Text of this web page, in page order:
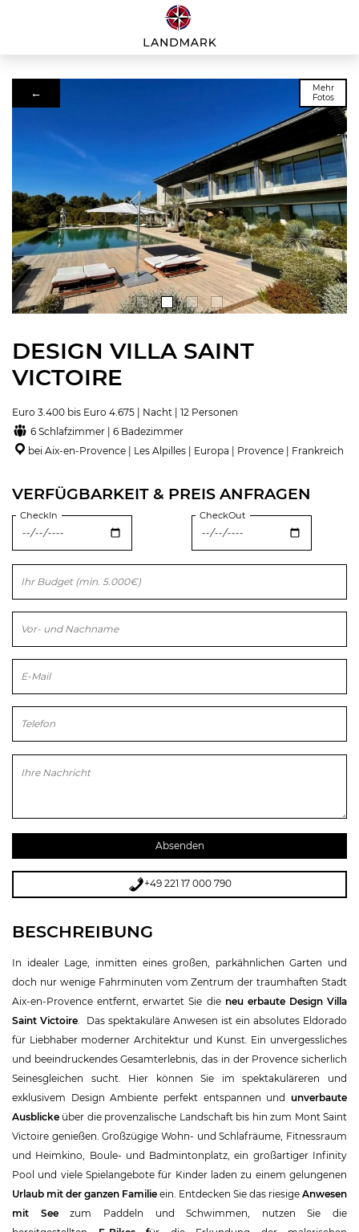
←
Mehr
Fotos
DESIGN VILLA SAINT
VICTOIRE
Euro 3.400 bis Euro 4.675 | Nacht | 12 Personen
6 Schlafzimmer | 6 Badezimmer
bei Aix-en-Provence | Les Alpilles | Europa | Provence | Frankreich
VERFÜGBARKEIT & PREIS ANFRAGEN
CheckIn CheckOut
Bitte lasse dieses Feld leer.
Bitte lasse dieses Feld leer.
+49 221 17 000 790
BESCHREIBUNG
In idealer Lage, inmitten eines großen, parkähnlichen Garten und
doch nur wenige Fahrminuten vom Zentrum der traumhaften Stadt
Aix-en-Provence entfernt, erwartet Sie die neu erbaute Design Villa
Saint Victoire . Das spektakuläre Anwesen ist ein absolutes Eldorado
für Liebhaber moderner Architektur und Kunst. Ein unvergessliches
und beeindruckendes Gesamterlebnis, das in der Provence sicherlich
Seinesgleichen sucht. Hier können Sie im spektakuläreren und
exklusivem Design Ambiente perfekt entspannen und unverbaute
Ausblicke über die provenzalische Landschaft bis hin zum Mont Saint
Victoire genießen. Großzügige Wohn- und Schlafräume, Fitnessraum
und Heimkino, Boule- und Badmintonplatz, ein großartiger Infinity
Pool und viele Spielangebote für Kinder laden zu einem gelungenen
Urlaub mit der ganzen Familie ein. Entdecken Sie das riesige Anwesen
mit Seezum Paddeln und Schwimmen, nutzen Sie die